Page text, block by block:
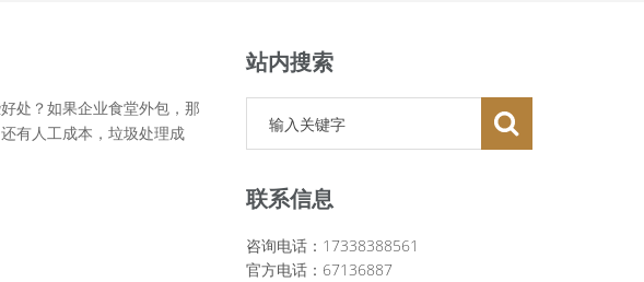
处？如果企业食堂外包，那
有人工成本，垃圾处理成
站内搜索
联系信息
咨询电话：17338388561
官方电话：67136887